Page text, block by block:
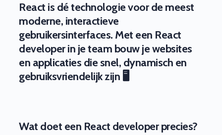
React is dé technologie voor de meest
moderne, interactieve
gebruikersinterfaces. Met een React
developer in je team bouw je websites
en applicaties die snel, dynamisch en
gebruiksvriendelijk zijn 🖥️
Wat doet een React developer precies?